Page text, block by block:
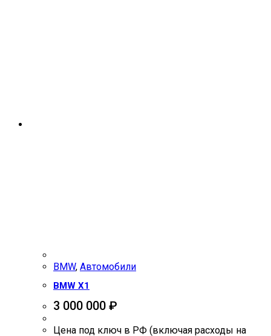
BMW, Автомобили
BMW X1
3 000 000 ₽
Цена под ключ в РФ (включая расходы на